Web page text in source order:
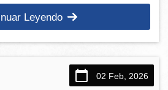
Leyendo
02 Feb, 2026